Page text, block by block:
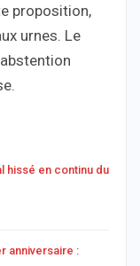
proposition,
urnes. Le
hissé en continu du
anniversaire :